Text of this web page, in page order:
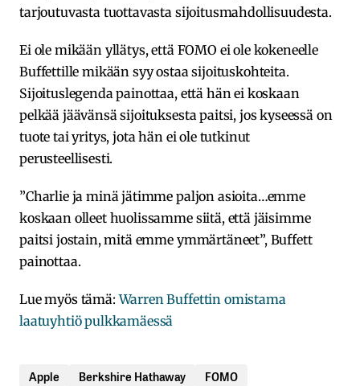
tarjoutuvasta tuottavasta sijoitusmahdollisuudesta.
Ei ole mikään yllätys, että FOMO ei ole kokeneelle
Buffettille mikään syy ostaa sijoituskohteita.
Sijoituslegenda painottaa, että hän ei koskaan
pelkää jäävänsä sijoituksesta paitsi, jos kyseessä on
tuote tai yritys, jota hän ei ole tutkinut
perusteellisesti.
”Charlie ja minä jätimme paljon asioita…emme
koskaan olleet huolissamme siitä, että jäisimme
paitsi jostain, mitä emme ymmärtäneet”, Buffett
painottaa.
Lue myös tämä:Warren Buffettin omistama
laatuyhtiö pulkkamäessä
Apple Berkshire Hathaway
FOMO